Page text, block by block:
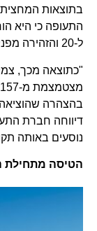
ל-20 והזהירה מפני סגירת בסיסים וקיצוצים בעובדים.
נוסעים באותה
הטיסה מתחילת השנה 156.6